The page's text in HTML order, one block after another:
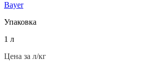
Bayer
Упаковка
1 л
Цена за л/кг